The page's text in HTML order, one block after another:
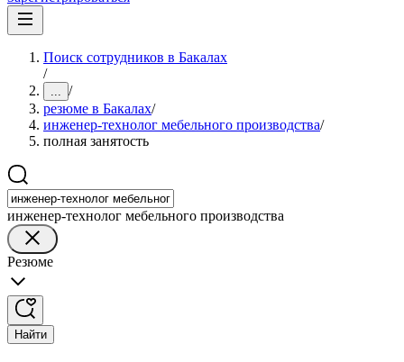
Поиск сотрудников в Бакалах
/
... /
резюме в Бакалах/
инженер-технолог мебельного производства/
полная занятость
инженер-технолог мебельного производства
Резюме
Найти